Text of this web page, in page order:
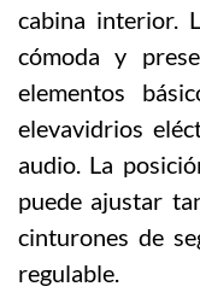
cabina interior.
cómoda y
elementos
elevavidrios
audio. La
puede ajustar
cinturones de
regulable.